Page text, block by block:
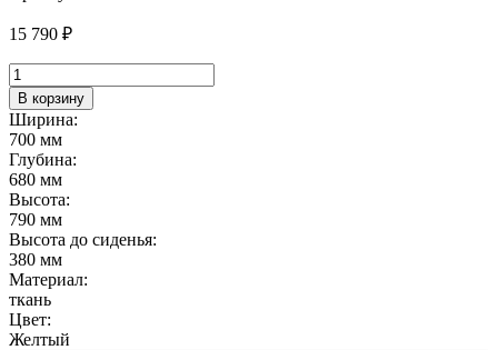
15 790 ₽
Количество
товара
Кресло
Dasch,
горчичный
В корзину
Ширина:
700 мм
Глубина:
680 мм
Высота:
790 мм
Высота до сиденья:
380 мм
Материал:
ткань
Цвет:
Желтый